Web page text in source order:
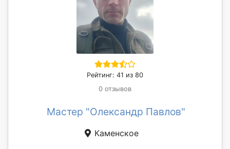
Рейтинг: 41 из 80
0 отзывов
Мастер "Олександр Павлов"
Каменское